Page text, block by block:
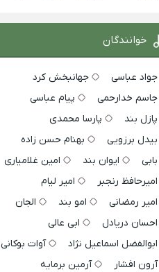
خوانندگان
جواد عباسی
جهانبخش کرد
جاسم خدارحمی
پیام عباسی
پازل بند
پارسا محمدی
بیدل برزویی
بهنام حسن زاده
بابی
ایوان بند
امین غلامیاری
امیرحافظ رنجبر
امیر لیام
امیر رمضانی
امو بند
الجان
احسان دریادل
ابی عالی
ابوالفضل اسماعیل نژاد
آوات بوکانی
آرون افشار
آرمین برمایه